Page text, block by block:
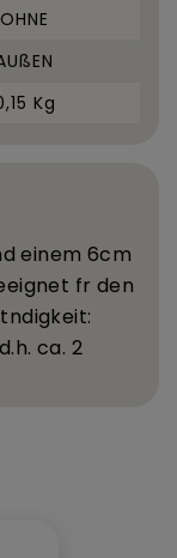
OHNE
Kg
einem 6cm
fr den
ndigkeit:
h. ca. 2